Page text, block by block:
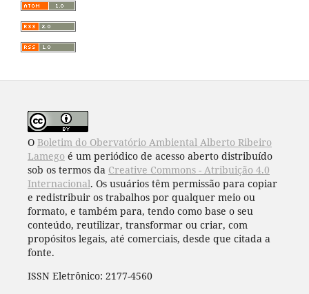
O Boletim do Obervatório Ambiental Alberto Ribeiro
Lamego é um periódico de acesso aberto distribuído
sob os termos da Creative Commons - Atribuição 4.0
Internacional. Os usuários têm permissão para copiar
e redistribuir os trabalhos por qualquer meio ou
formato, e também para, tendo como base o seu
conteúdo, reutilizar, transformar ou criar, com
propósitos legais, até comerciais, desde que citada a
fonte.
ISSN Eletrônico: 2177-4560